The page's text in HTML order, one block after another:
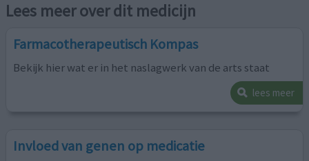
Lees meer over dit medicijn
Farmacotherapeutisch Kompas
Bekijk hier wat er in het naslagwerk van de arts staat
lees meer
Invloed van genen op medicatie